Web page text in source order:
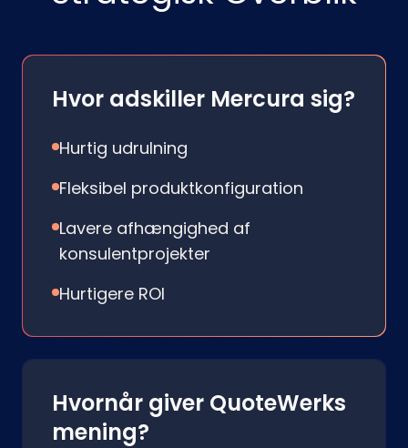
Hvor adskiller Mercura sig?
Hurtig udrulning
Fleksibel produktkonfiguration
Lavere afhængighed af
konsulentprojekter
Hurtigere ROI
Hvornår giver QuoteWerks
mening?